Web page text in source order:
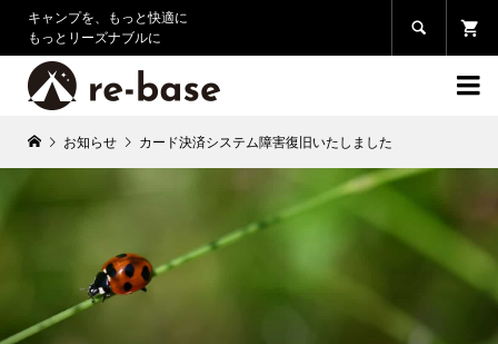
キャンプを、もっと快適に
もっとリーズナブルに


お知らせ カード決済システム障害復旧いたしました